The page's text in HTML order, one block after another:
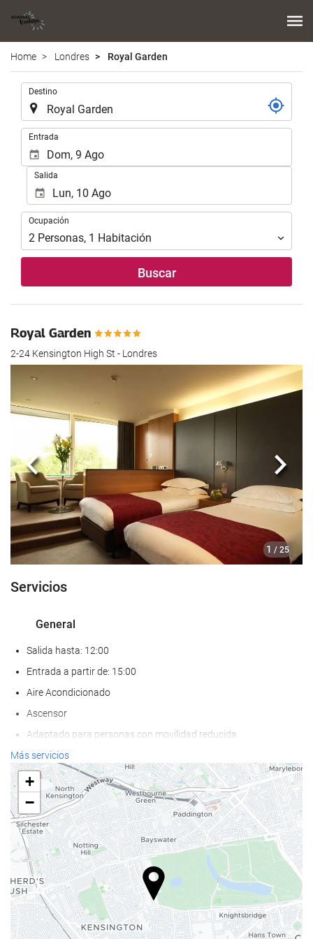
Home Londres Royal Garden
Destino
Entrada
Salida
Ocupación
Ocupación
2 Personas, 1 Habitación
Buscar
Royal Garden
2-24 Kensington High St - Londres
1 / 25
Anterior
Servicios
General
Salida hasta: 12:00
Entrada a partir de: 15:00
Aire Acondicionado
Ascensor
Adaptado para personas con movilidad reducida
Habitaciones No fumadores
No admite mascotas
Bienestar
Spa
Sauna
Servicio de masaje
Servicio de peluquería
Gimnasio
Más servicios
+
−